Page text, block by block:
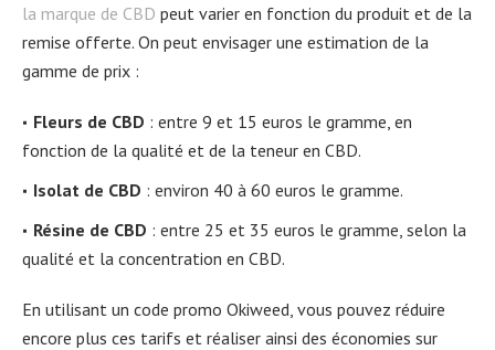
la marque de CBD peut varier en fonction du produit et de la
remise offerte. On peut envisager une estimation de la
gamme de prix :
Fleurs de CBD : entre 9 et 15 euros le gramme, en
fonction de la qualité et de la teneur en CBD.
Isolat de CBD : environ 40 à 60 euros le gramme.
Résine de CBD : entre 25 et 35 euros le gramme, selon la
qualité et la concentration en CBD.
En utilisant un code promo Okiweed, vous pouvez réduire
encore plus ces tarifs et réaliser ainsi des économies sur